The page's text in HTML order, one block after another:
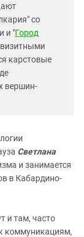
со
и "Город
карстовые
вершин-
Светлана
и занимается
в Кабардино-
и там, часто
коммуникациям,